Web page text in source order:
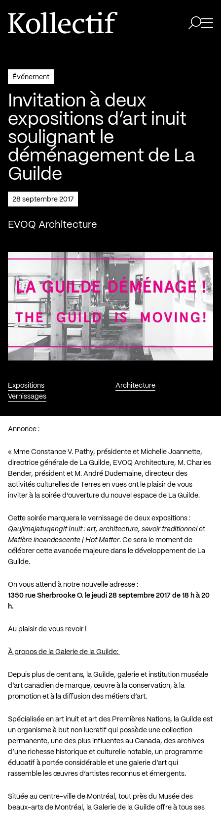
Aller à la page d'accueil
Logo Kollectif
Événement
Invitation à deux
expositions d’art inuit
soulignant le
déménagement de La
Guilde
28 septembre 2017
EVOQ Architecture
Expositions
Vernissages
Architecture
Annonce :
« Mme Constance V. Pathy, présidente et Michelle Joannette,
directrice générale de La Guilde, EVOQ Architecture, M. Charles
Bender, président et M. André Dudemaine, directeur des
activités culturelles de Terres en vues ont le plaisir de vous
inviter à la soirée d’ouverture du nouvel espace de La Guilde.
Cette soirée marquera le vernissage de deux expositions :
Qaujimajatuqangit Inuit : art, architecture, savoir traditionnelet
Matière incandescente | Hot Matter. Ce sera le moment de
célébrer cette avancée majeure dans le développement de La
Guilde.
On vous attend à notre nouvelle adresse :
1350 rue Sherbrooke O. le jeudi 28 septembre 2017 de 18 h à 20
h.
Au plaisir de vous revoir !
À propos de la Galerie de la Guilde:
Depuis plus de cent ans, la Guilde, galerie et institution muséale
d’art canadien de marque, œuvre à la conservation, à la
promotion et à la diffusion des métiers d’art.
Spécialisée en art inuit et art des Premières Nations, la Guilde est
un organisme à but non lucratif qui possède une collection
permanente, une des plus influentes au Canada, des archives
d’une richesse historique et culturelle notable, un programme
éducatif à portée considérable et une galerie d’art qui
rassemble les œuvres d’artistes reconnus et émergents.
Située au centre-ville de Montréal, tout près du Musée des
beaux-arts de Montréal, la Galerie de la Guilde offre à tous ses